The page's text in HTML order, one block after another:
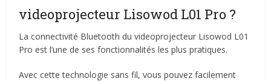
videoprojecteur Lisowod L01 Pro ?
La connectivité Bluetooth du videoprojecteur Lisowod L01
Pro est l’une de ses fonctionnalités les plus pratiques.
Avec cette technologie sans fil, vous pouvez facilement